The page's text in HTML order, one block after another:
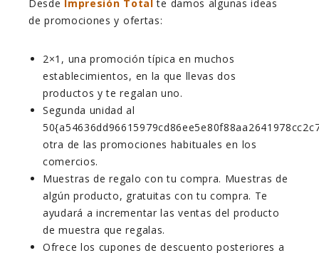
Desde Impresión Total te damos algunas ideas
de promociones y ofertas:
2×1, una promoción típica en muchos
establecimientos, en la que llevas dos
productos y te regalan uno.
Segunda unidad al
otra de las promociones habituales en los
comercios.
Muestras de regalo con tu compra. Muestras de
algún producto, gratuitas con tu compra. Te
ayudará a incrementar las ventas del producto
de muestra que regalas.
Ofrece los cupones de descuento posteriores a